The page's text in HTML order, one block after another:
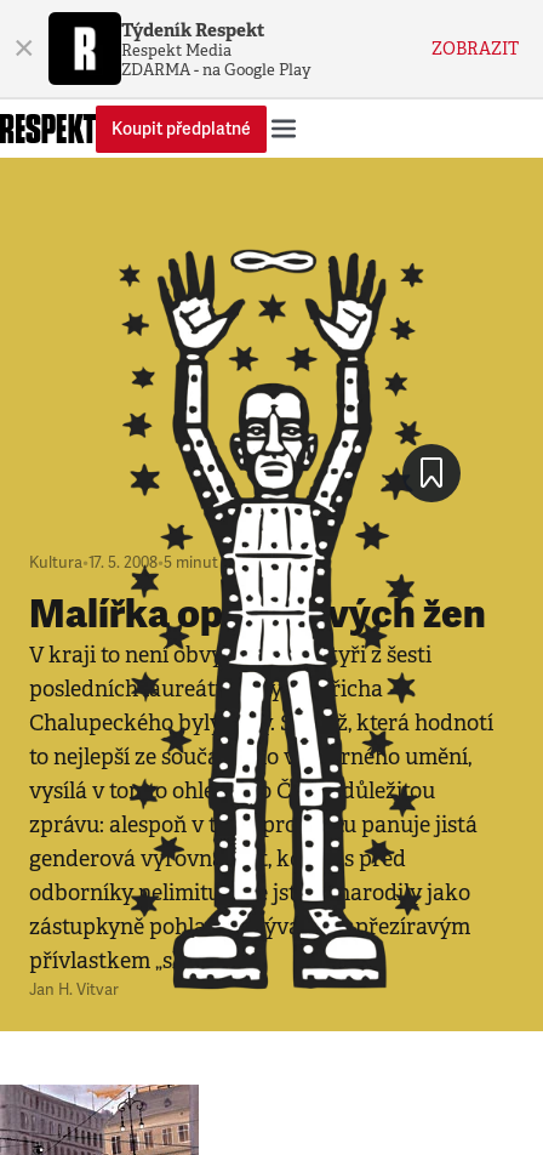
× Týdeník Respekt
Respekt Media
ZDARMA - na Google Play
ZOBRAZIT
Koupit předplatné
Kultura•17. 5. 2008•5 minut
Malířka opravdových žen
V kraji to není obvyklé: hned čtyři z šesti
posledních laureátů Ceny Jindřicha
Chalupeckého byly ženy. Soutěž, která hodnotí
to nejlepší ze současného výtvarného umění,
vysílá v tomto ohledu do Česka důležitou
zprávu: alespoň v téhle profesi tu panuje jistá
genderová vyrovnanost, kdy vás před
odborníky nelimituje, že jste se narodily jako
zástupkyně pohlaví nazývaného přezíravým
přívlastkem „slabé“.
Jan H. Vitvar